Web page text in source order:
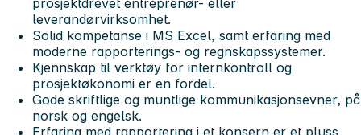
prosjektdrevet entreprenør- eller
leverandørvirksomhet.
Solid kompetanse i MS Excel, samt erfaring med
moderne rapporterings- og regnskapssystemer.
Kjennskap til verktøy for internkontroll og
prosjektøkonomi er en fordel.
Gode skriftlige og muntlige kommunikasjonsevner, på
norsk og engelsk.